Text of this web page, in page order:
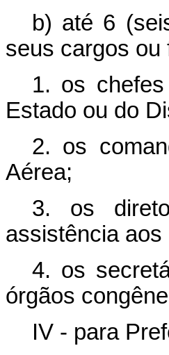
b) até 6
seus cargos ou
1. os
Estado ou do
2. os
Aérea;
3. os
assistência aos
4. os
órgãos
IV - para